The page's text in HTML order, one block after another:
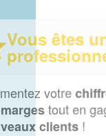
?
d'affaireset
de